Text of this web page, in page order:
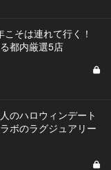
そは連れて行く！
都内厳選5店
のハロウィンデート
ボのラグジュアリー